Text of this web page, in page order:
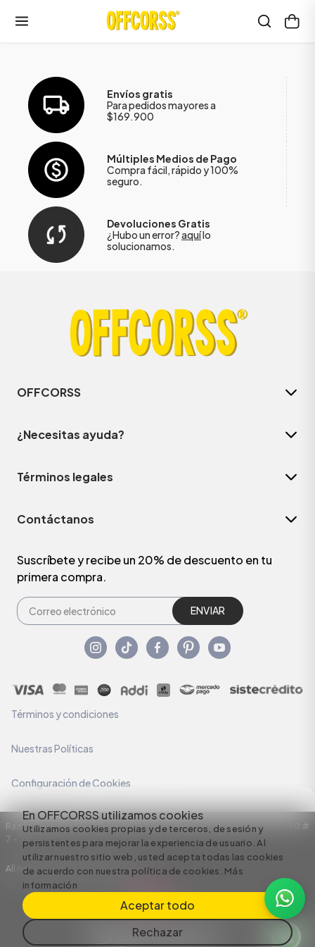
En OFFCORSS utilizamos cookies
Utilizamos cookies propias y de terceros, de sesión y
persistentes para mejorar la experiencia de usuario. Al
utilizar nuestro sitio web, usted acepta todas las cookies
de acuerdo con nuestra política de cookies. Más
información
Aceptar todo
Rechazar
Envíos gratis
Para pedidos mayores a
$169.900
Múltiples Medios de Pago
Compra fácil, rápido y 100%
seguro.
Devoluciones Gratis
¿Hubo un error?aquílo
solucionamos.
OFFCORSS
¿Necesitas ayuda?
Términos legales
Contáctanos
Suscríbete y recibe un 20% de descuento en tu
primera compra.
ENVIAR
Términos y condiciones
Nuestras Políticas
Configuración de Cookies
Razón Social: C.I HERMECO S.A. NIT: 890924167-6 Dirección: Carrera 50 #
7 – 35
All rights reserved empowered by